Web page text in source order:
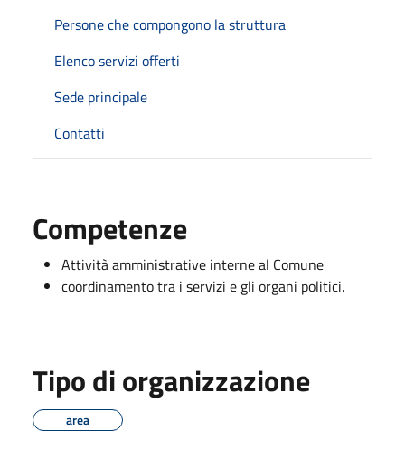
Persone che compongono la struttura
Elenco servizi offerti
Sede principale
Contatti
Competenze
Attività amministrative interne al Comune
coordinamento tra i servizi e gli organi politici.
Tipo di organizzazione
area